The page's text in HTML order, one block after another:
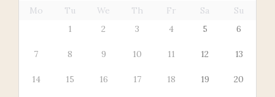
Mo
Tu We Th Fr Sa
Su
1
2 3 4 5 6
7 8 9 10 11 12 13
14 15 16 17 18 19 20